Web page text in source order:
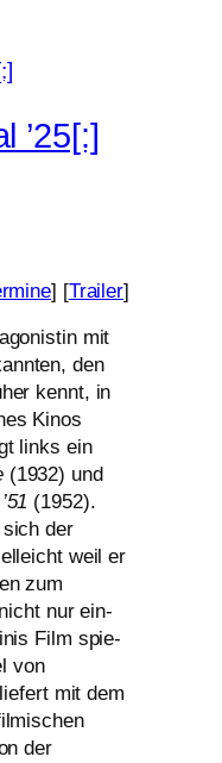
’25[:]
] [Trailer]
mit
den
kennt, in
Kinos
links ein
(1932) und
(1952).
der
weil er
zum
nur ein­
Film spie­
von
mit dem
der